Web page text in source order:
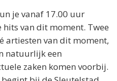
je vanaf 17.00 uur
van dit moment. Twee
artiesten van dit moment,
natuurlijk een
zaken komen voorbij.